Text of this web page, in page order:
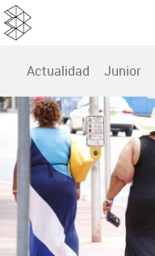
Actualidad Junior